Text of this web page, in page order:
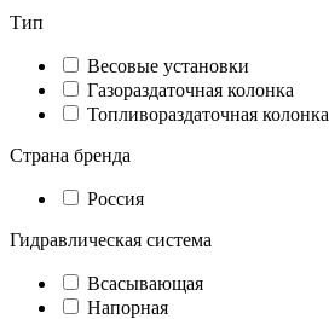
Тип
Весовые установки
Газораздаточная колонка
Топливораздаточная колонка
Страна бренда
Россия
Гидравлическая система
Всасывающая
Напорная